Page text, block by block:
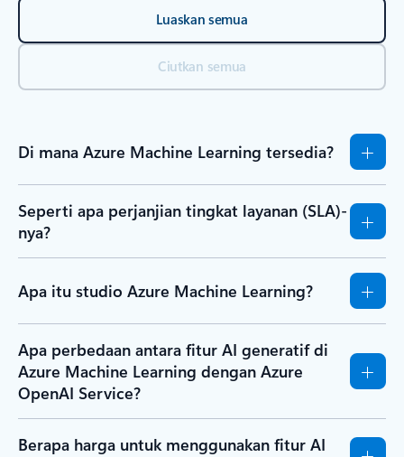
Luaskan semua
Ciutkan semua
Di mana Azure Machine Learning tersedia?
Seperti apa perjanjian tingkat layanan (SLA)-
nya?
Apa itu studio Azure Machine Learning?
Apa perbedaan antara fitur AI generatif di
Azure Machine Learning dengan Azure
OpenAI Service?
Berapa harga untuk menggunakan fitur AI